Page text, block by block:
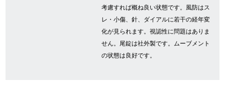
考慮すれば概ね良い状態です。風防はス
レ・小傷、針、ダイアルに若干の経年変
化が見られます。視認性に問題はありま
せん。尾錠は社外製です。ムーブメント
の状態は良好です。